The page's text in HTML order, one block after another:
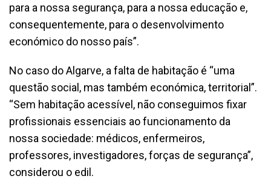
para a nossa segurança, para a nossa educação e,
consequentemente, para o desenvolvimento
económico do nosso país”.
No caso do Algarve, a falta de habitação é “uma
questão social, mas também económica, territorial”.
“Sem habitação acessível, não conseguimos fixar
profissionais essenciais ao funcionamento da
nossa sociedade: médicos, enfermeiros,
professores, investigadores, forças de segurança”,
considerou o edil.